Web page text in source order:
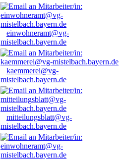
einwohneramt@vg-
mistelbach.bayern.de
kaemmerei@vg-
mistelbach.bayern.de
mitteilungsblatt@vg-
mistelbach.bayern.de